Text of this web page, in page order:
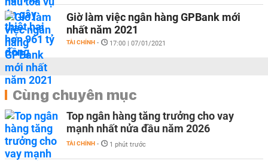
Giờ làm việc ngân hàng GPBank mới
nhất năm 2021
TÀI CHÍNH - 17:00 | 07/01/2021
Cùng chuyên mục
Top ngân hàng tăng trưởng cho vay
mạnh nhất nửa đầu năm 2026
TÀI CHÍNH - 1 phút trước